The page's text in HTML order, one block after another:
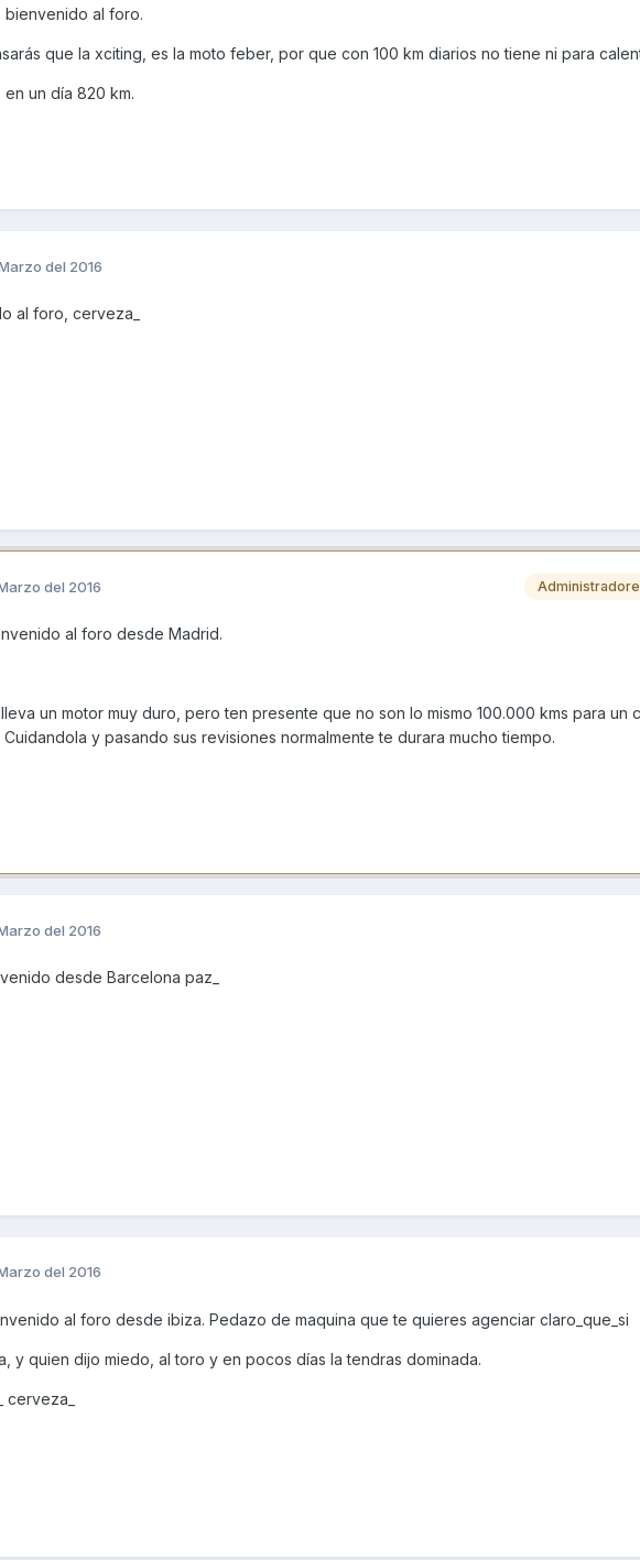
al foro.
que la xciting, es la moto feber, por que con 100 km diarios no tiene ni para
un día 820 km.
del 2016
al foro, cerveza_
del 2016
al foro desde Madrid.
un motor muy duro, pero ten presente que no son lo mismo 100.000 kms para un
Cuidandola y pasando sus revisiones normalmente te durara mucho tiempo.
del 2016
desde Barcelona paz_
del 2016
al foro desde ibiza. Pedazo de maquina que te quieres agenciar claro_que_si
y quien dijo miedo, al toro y en pocos días la tendras dominada.